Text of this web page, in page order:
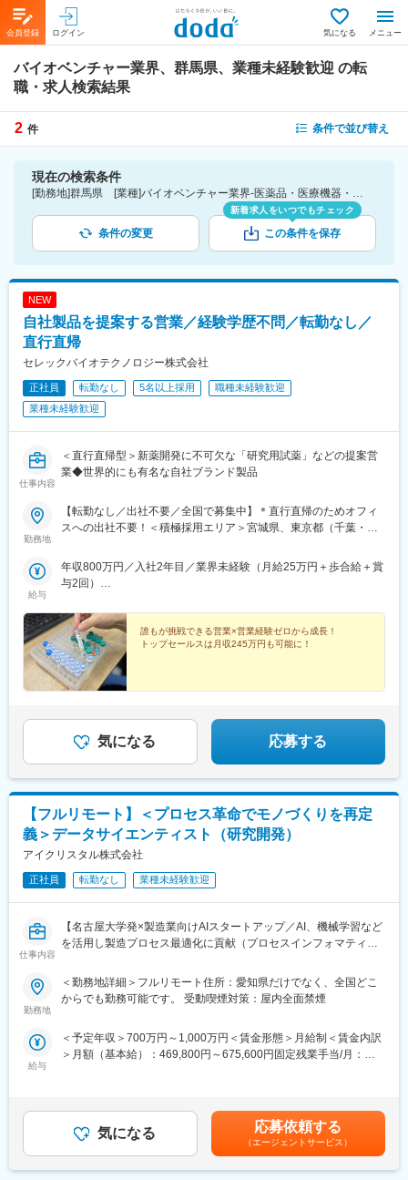
会員登録 ログイン 気になる メニュー
バイオベンチャー業界、群馬県、業種未経験歓迎 の転
職・求人検索結果
2 件 条件で並び替え
現在の検索条件
[勤務地]群馬県 [業種]バイオベンチャー業界-医薬品・医療機器・ライフサイエンス・医療系サービス [こだわり条件ピックアップ]業種未経験歓迎 [詳細条件](募集・採用情報)業種未経験歓迎
条件の変更
新着求人をいつでもチェック
この条件を保存
NEW
自社製品を提案する営業／経験学歴不問／転勤なし／
直行直帰
セレックバイオテクノロジー株式会社
正社員 転勤なし 5名以上採用
職種未経験歓迎
業種未経験歓迎
仕事内容
＜直行直帰型＞新薬開発に不可欠な「研究用試薬」などの提案営
業◆世界的にも有名な自社ブランド製品
勤務地
【転勤なし／出社不要／全国で募集中】＊直行直帰のためオフィ
スへの出社不要！＜積極採用エリア＞宮城県、東京都（千葉・埼
給与
年収800万円／入社2年目／業界未経験（月給25万円＋歩合給＋賞
与2回）
賞与2回）
誰もが挑戦できる営業×営業経験ゼロから成長！
トップセールスは月収245万円も可能に！
気になる 応募する
【フルリモート】＜プロセス革命でモノづくりを再定
義＞データサイエンティスト（研究開発）
アイクリスタル株式会社
正社員 転勤なし 業種未経験歓迎
仕事内容
【名古屋大学発×製造業向けAIスタートアップ／AI、機械学習など
を活用し製造プロセス最適化に貢献（プロセスインフォマティク
■業務内容
機械学習や統計学、数理最適化を駆使して製造業における課題解
て頂きます。企業や研究所、大学との共同研究プロジェクトも多
く、新規性のあるものについては学会発表や論文投稿、特許の取
づくりを根本から改善し、直接社会の役に立てます。
・製造業ドメイン知識を持つ社員との議論をしながらの機械学
習、統計的手法や数理最適化を用いて課題解決に取り組めます。
研究要素・新規性のあるものについては学会発表や論文投稿、特
勤務地
＜勤務地詳細＞フルリモート住所：愛知県だけでなく、全国どこ
からでも勤務可能です。 受動喫煙対策：屋内全面禁煙
給与
＜予定年収＞700万円～1,000万円＜賃金形態＞月給制＜賃金内訳
＞月額（基本給）：469,800円～675,600円固定残業手当/月：
給与改定：年2回（１月、７月）■賞与：年2回（3月、9月）賃金
はあくまでも目安の金額であり、選考を通じて上下する可能性が
あります。月給(月額)は固定手当を含めた表記です。
気になる 応募依頼する
（エージェントサービス）